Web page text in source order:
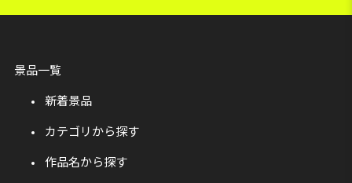
景品一覧
新着景品
カテゴリから探す
作品名から探す